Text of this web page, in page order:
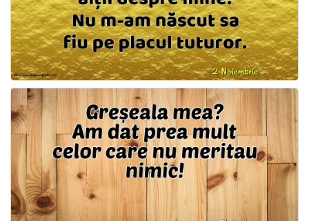
Felicitari animate
Invitatii personalizate
Conecteaza-te